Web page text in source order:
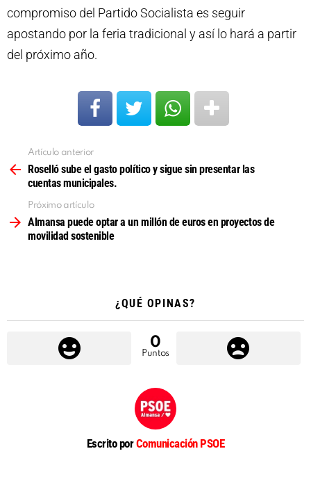
compromiso del Partido Socialista es seguir
apostando por la feria tradicional y así lo hará a partir
del próximo año.
más
Artículo anterior
Roselló sube el gasto político y sigue sin presentar las
cuentas municipales.
Próximo artículo
Almansa puede optar a un millón de euros en proyectos de
movilidad sostenible
¿QUÉ OPINAS?
0
Puntos
Escrito porComunicación PSOE